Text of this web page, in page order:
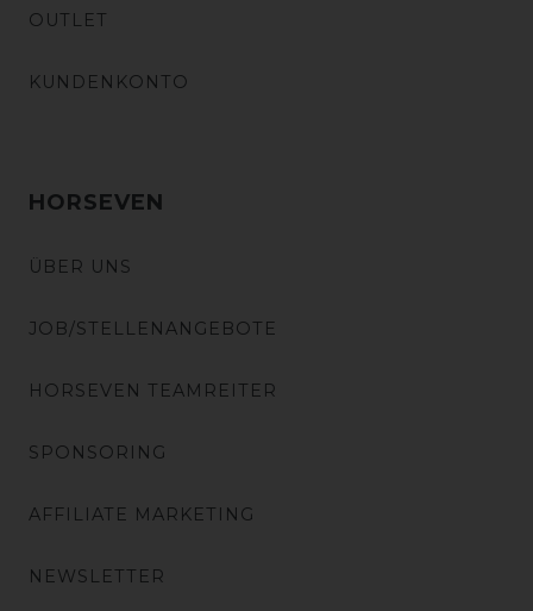
OUTLET
KUNDENKONTO
HORSEVEN
ÜBER UNS
JOB/STELLENANGEBOTE
HORSEVEN TEAMREITER
SPONSORING
AFFILIATE MARKETING
NEWSLETTER